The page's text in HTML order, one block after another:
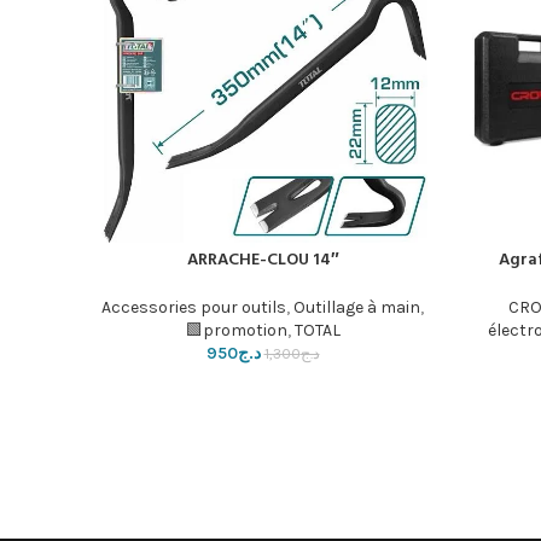
إضافة إلى السلةARRACHE-CLOU 14″
Accessories pour outils,Outillage à main,
promotion,TOTAL🟩
د.ج1,300 د.ج950